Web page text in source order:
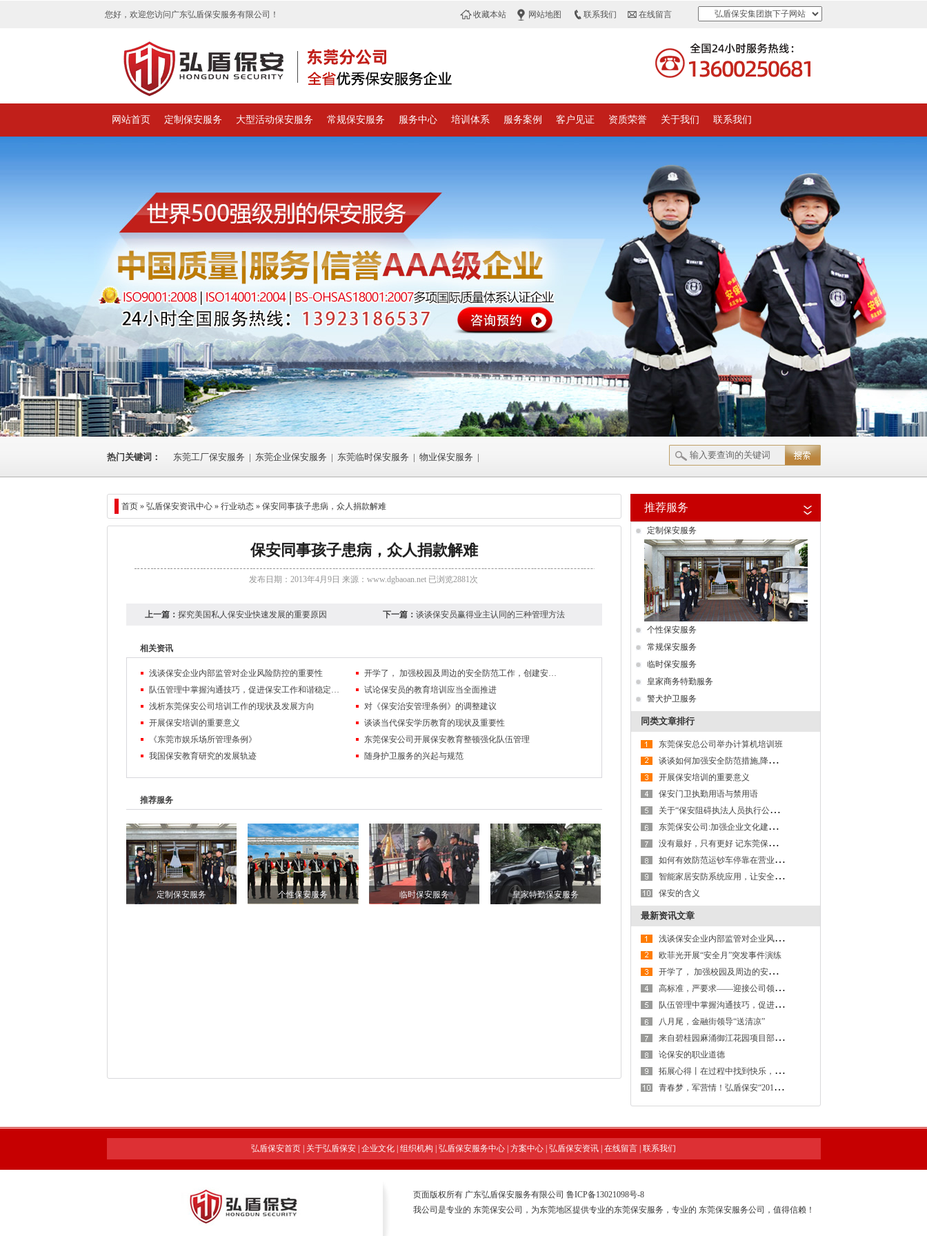
您好，欢迎您访问广东弘盾保安服务有限公司！ 收藏本站 网站地图 联系我们 在线留言 弘盾保安集团旗下子网站
网站首页 定制保安服务 大型活动保安服务 常规保安服务 服务中心 培训体系 服务案例 客户见证 资质荣誉 关于我们 联系我们
热门关键词： 东莞工厂保安服务 | 东莞企业保安服务 | 东莞临时保安服务 | 物业保安服务 |
首页 » 弘盾保安资讯中心» 行业动态» 保安同事孩子患病，众人捐款解难
保安同事孩子患病，众人捐款解难
发布日期：2013年4月9日 来源：www.dgbaoan.net 已浏览2881次
上一篇：探究美国私人保安业快速发展的重要原因 下一篇：谈谈保安员赢得业主认同的三种管理方法
相关资讯
浅谈保安企业内部监管对企业风险防控的重要性
开学了， 加强校园及周边的安全防范工作，创建安全稳定的校园及周边环境
队伍管理中掌握沟通技巧，促进保安工作和谐稳定发展
试论保安员的教育培训应当全面推进
浅析东莞保安公司培训工作的现状及发展方向
对《保安治安管理条例》的调整建议
开展保安培训的重要意义
谈谈当代保安学历教育的现状及重要性
《东莞市娱乐场所管理条例》
东莞保安公司开展保安教育整顿强化队伍管理
我国保安教育研究的发展轨迹
随身护卫服务的兴起与规范
推荐服务
定制保安服务 个性保安服务 临时保安服务 皇家特勤保安服务
推荐服务
定制保安服务
个性保安服务
常规保安服务
临时保安服务
皇家商务特勤服务
警犬护卫服务
同类文章排行
东莞保安总公司举办计算机培训班
谈
谈如何加强安全防范措施,降低保安职业风险
开展保安培训的重要意义
保安门卫执勤用语与禁用语
关
于“保安阻碍执法人员执行公务”问题的探讨
东
莞保安公司:加强企业文化建设,以文化力激活生产力
没
有最好，只有更好 记东莞保安服务公司第九大队保安班班长李成杰
如
何有效防范运钞车停靠在营业网点进行装卸款箱作业及款箱交接过程的操作风险
智
能家居安防系统应用，让安全更有保障---以东莞保安服务公司为例
保安的含义
最新资讯文章
浅
谈保安企业内部监管对企业风险防控的重要性
欧菲光开展“安全月”突发事件演练
开
学了， 加强校园及周边的安全防范工作，创建安全稳定的校园及周边环境
高
标准，严要求——迎接公司领导检查工作
队
伍管理中掌握沟通技巧，促进保安工作和谐稳定发展
八月尾，金融街领导“送清凉”
来
自碧桂园麻涌御江花园项目部感谢信
论保安的职业道德
拓
展心得丨在过程中找到快乐，在感悟中得到提升
青
春梦，军营情！弘盾保安“2018年度骨干拓展训练暨管理专项培训工作会议”全程回顾
弘盾保安首页 关于弘盾保安 企业文化 组织机构 弘盾保安服务中心 方案中心 弘盾保安资讯 在线留言 联系我们
页面版权所有 广东弘盾保安服务有限公司 鲁ICP备13021098号-8
我公司是专业的 东莞保安公司 ，为东莞地区提供专业的东莞保安服务，专业的 东莞保安服务公司 ，值得信赖！